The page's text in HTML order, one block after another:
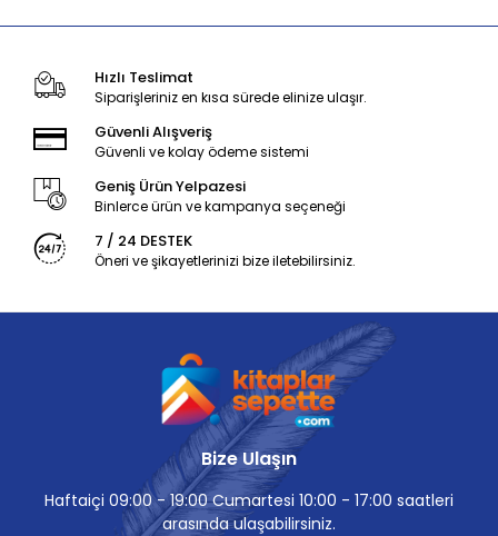
Hızlı Teslimat
Siparişleriniz en kısa sürede elinize ulaşır.
Güvenli Alışveriş
Güvenli ve kolay ödeme sistemi
Geniş Ürün Yelpazesi
Binlerce ürün ve kampanya seçeneği
7 / 24 DESTEK
Öneri ve şikayetlerinizi bize iletebilirsiniz.
Bize Ulaşın
Haftaiçi 09:00 - 19:00 Cumartesi 10:00 - 17:00 saatleri
arasında ulaşabilirsiniz.